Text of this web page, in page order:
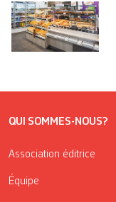
QUI SOMMES-NOUS?
Association éditrice
Équipe